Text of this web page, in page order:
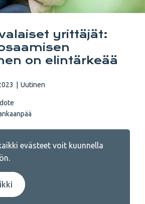
yrittäjät:
on elintärkeää
Uutinen
evästeet voit kuunnella